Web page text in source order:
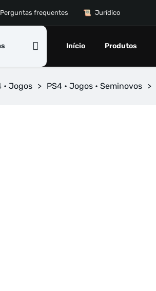
Perguntas frequentes Jurídico
Início Produtos
• Jogos > PS4 • Jogos • Seminovos >